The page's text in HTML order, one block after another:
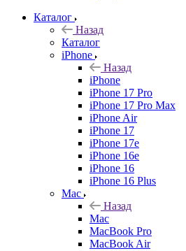
Каталог
Назад
Каталог
iPhone
Назад
iPhone
iPhone 17 Pro
iPhone 17 Pro Max
iPhone Air
iPhone 17
iPhone 17e
iPhone 16e
iPhone 16
iPhone 16 Plus
Mac
Назад
Mac
MacBook Pro
MacBook Air